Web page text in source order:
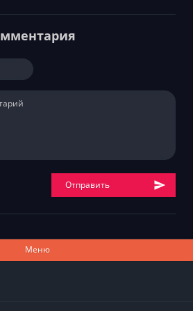
Отправить
Меню